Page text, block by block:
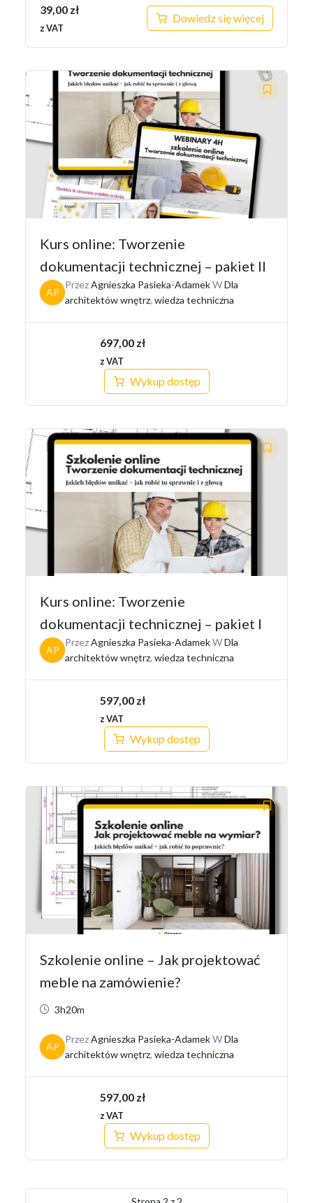
39,00 zł
z VAT
Dowiedz się więcej
Kurs online: Tworzenie
dokumentacji technicznej – pakiet II
AP
PrzezAgnieszka Pasieka-AdamekWDla
architektów wnętrz, wiedza techniczna
697,00 zł
z VAT
Wykup dostęp
Kurs online: Tworzenie
dokumentacji technicznej – pakiet I
AP
PrzezAgnieszka Pasieka-AdamekWDla
architektów wnętrz, wiedza techniczna
597,00 zł
z VAT
Wykup dostęp
Szkolenie online – Jak projektować
meble na zamówienie?
3h20m
AP
PrzezAgnieszka Pasieka-AdamekWDla
architektów wnętrz, wiedza techniczna
597,00 zł
z VAT
Wykup dostęp